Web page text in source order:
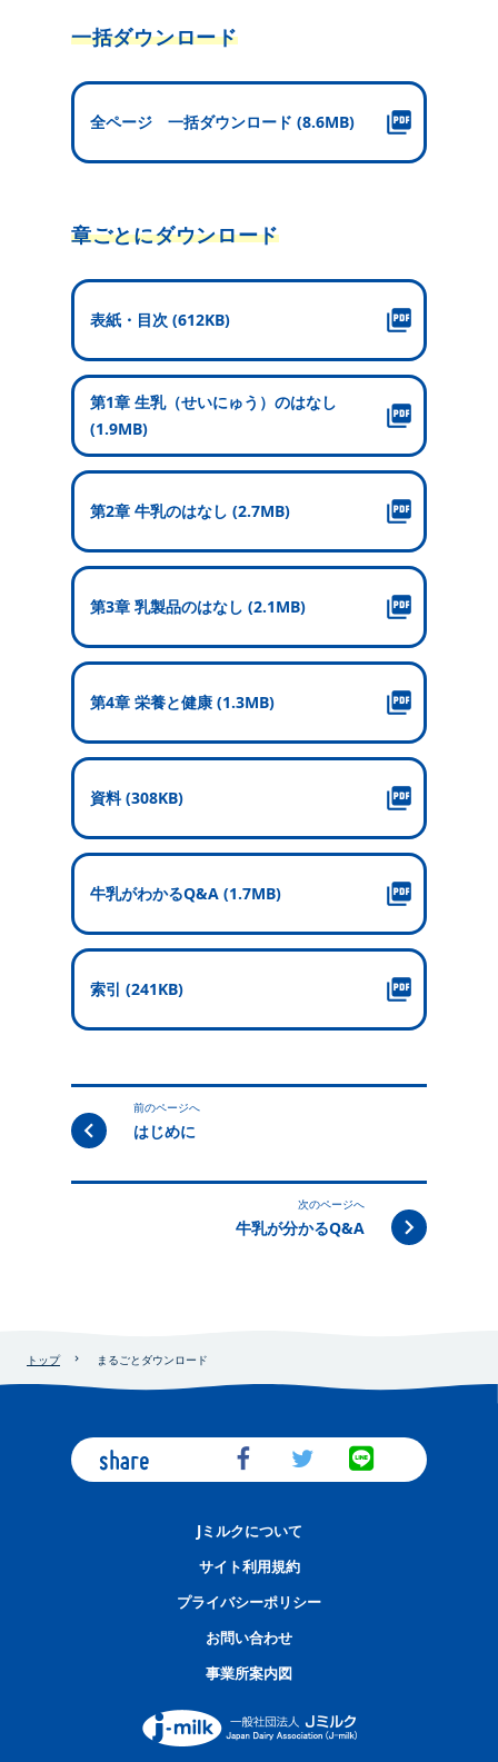
一括ダウンロード
全ページ 一括ダウンロード (8.6MB)
章ごとにダウンロード
表紙・目次 (612KB)
第1章 生乳（せいにゅう）のはなし
(1.9MB)
第2章 牛乳のはなし (2.7MB)
第3章 乳製品のはなし (2.1MB)
第4章 栄養と健康 (1.3MB)
資料 (308KB)
牛乳がわかるQ&A (1.7MB)
索引 (241KB)
前のページへ
はじめに
次のページへ
牛乳が分かるQ&A
トップ まるごとダウンロード
share
Jミルクについて
サイト利用規約
プライバシーポリシー
お問い合わせ
事業所案内図